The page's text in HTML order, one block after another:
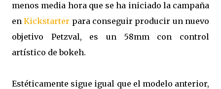
menos media hora que se ha iniciado la campaña
enKickstarter para conseguir producir un nuevo
objetivo Petzval, es un 58mm con control
artístico de bokeh.
Estéticamente sigue igual que el modelo anterior,